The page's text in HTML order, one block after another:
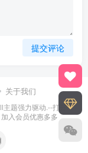
提交评论
关于我们
主题强力驱动.--打开
入会员优惠多多